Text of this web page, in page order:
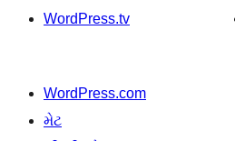
WordPress.tv
WordPress.com
મેટ